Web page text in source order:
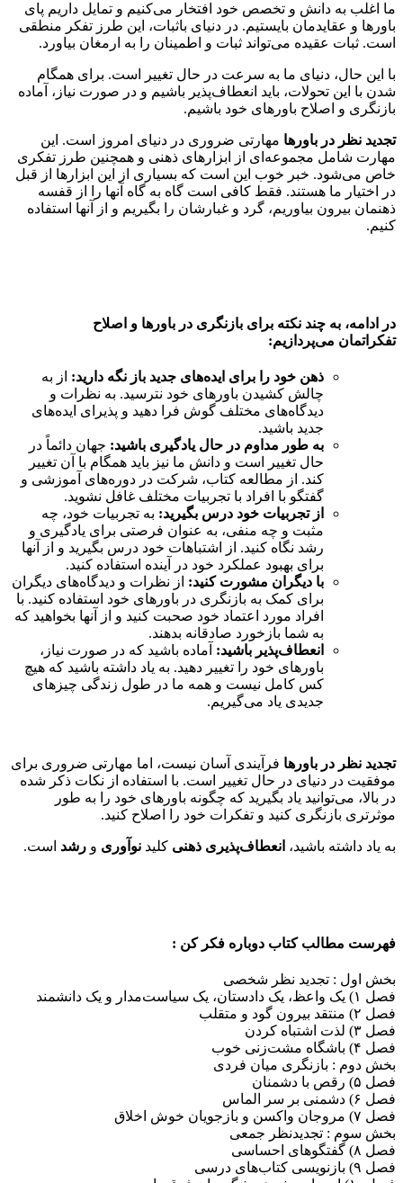
ما اغلب به دانش و تخصص خود افتخار می‌کنیم و تمایل داریم پای
باورها و عقایدمان بایستیم. در دنیای باثبات، این طرز تفکر منطقی
است. ثبات عقیده می‌تواند ثبات و اطمینان را به ارمغان بیاورد.
با این حال، دنیای ما به سرعت در حال تغییر است. برای همگام
شدن با این تحولات، باید انعطاف‌پذیر باشیم و در صورت نیاز، آماده
بازنگری و اصلاح باورهای خود باشیم.
تجدید نظر در باورها مهارتی ضروری در دنیای امروز است. این
مهارت شامل مجموعه‌ای از ابزارهای ذهنی و همچنین طرز تفکری
خاص می‌شود. خبر خوب این است که بسیاری از این ابزارها از قبل
در اختیار ما هستند. فقط کافی است گاه به گاه آنها را از قفسه
ذهنمان بیرون بیاوریم، گرد و غبارشان را بگیریم و از آنها استفاده
کنیم.
در ادامه، به چند نکته برای بازنگری در باورها و اصلاح
تفکراتمان می‌پردازیم:
ذهن خود را برای ایده‌های جدید باز نگه دارید: از به
چالش کشیدن باورهای خود نترسید. به نظرات و
دیدگاه‌های مختلف گوش فرا دهید و پذیرای ایده‌های
جدید باشید.
به طور مداوم در حال یادگیری باشید: جهان دائماً در
حال تغییر است و دانش ما نیز باید همگام با آن تغییر
کند. از مطالعه کتاب، شرکت در دوره‌های آموزشی و
گفتگو با افراد با تجربیات مختلف غافل نشوید.
از تجربیات خود درس بگیرید: به تجربیات خود، چه
مثبت و چه منفی، به عنوان فرصتی برای یادگیری و
رشد نگاه کنید. از اشتباهات خود درس بگیرید و از آنها
برای بهبود عملکرد خود در آینده استفاده کنید.
با دیگران مشورت کنید: از نظرات و دیدگاه‌های دیگران
برای کمک به بازنگری در باورهای خود استفاده کنید. با
افراد مورد اعتماد خود صحبت کنید و از آنها بخواهید که
به شما بازخورد صادقانه بدهند.
انعطاف‌پذیر باشید: آماده باشید که در صورت نیاز،
باورهای خود را تغییر دهید. به یاد داشته باشید که هیچ
کس کامل نیست و همه ما در طول زندگی چیزهای
جدیدی یاد می‌گیریم.
تجدید نظر در باورها فرآیندی آسان نیست، اما مهارتی ضروری برای
موفقیت در دنیای در حال تغییر است. با استفاده از نکات ذکر شده
در بالا، می‌توانید یاد بگیرید که چگونه باورهای خود را به طور
موثرتری بازنگری کنید و تفکرات خود را اصلاح کنید.
به یاد داشته باشید، انعطاف‌پذیری ذهنی کلید نوآوری و رشد است.
فهرست مطالب کتاب دوباره فکر کن :
بخش اول : تجدید نظر شخصی
فصل ۱) یک واعظ، یک دادستان، یک سیاست‌مدار و یک دانشمند
فصل ۲) منتقد بیرون گود و متقلب
فصل ۳) لذت اشتباه کردن
فصل ۴) باشگاه مشت‌زنی خوب
بخش دوم : بازنگری میان فردی
فصل ۵) رقص با دشمنان
فصل ۶) دشمنی بر سر الماس
فصل ۷) مروجان واکسن و بازجویان خوش اخلاق
بخش سوم : تجدیدنظر جمعی
فصل ۸) گفتگوهای احساسی
فصل ۹) بازنویسی کتاب‌های درسی